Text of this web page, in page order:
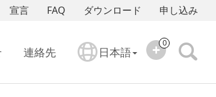
申し込み
ダウンロード
FAQ
宣言
連絡先 日本語
0